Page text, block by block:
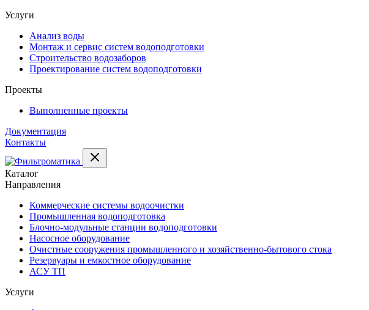
Услуги
Анализ воды
Монтаж и сервис систем водоподготовки
Строительство водозаборов
Проектирование систем водоподготовки
Проекты
Выполненные проекты
Документация
Контакты
Каталог
Направления
Коммерческие системы водоочистки
Промышленная водоподготовка
Блочно-модульные станции водоподготовки
Насосное оборудование
Очистные сооружения промышленного и хозяйственно-бытового стока
Резервуары и емкостное оборудование
АСУ ТП
Услуги